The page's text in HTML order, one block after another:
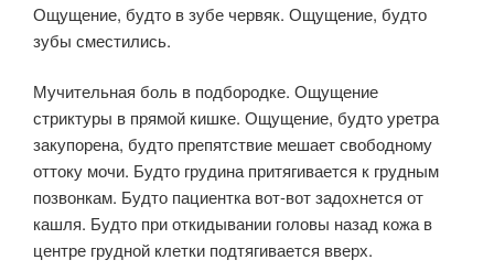
Ощущение, будто в зубе червяк. Ощущение, будто
зубы сместились.
Мучительная боль в подбородке. Ощущение
стриктуры в прямой кишке. Ощущение, будто уретра
закупорена, будто препятствие мешает свободному
оттоку мочи. Будто грудина притягивается к грудным
позвонкам. Будто пациентка вот-вот задохнется от
кашля. Будто при откидывании головы назад кожа в
центре грудной клетки подтягивается вверх.